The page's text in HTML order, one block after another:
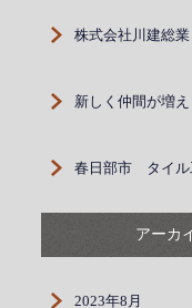
アーカ
2023年8月